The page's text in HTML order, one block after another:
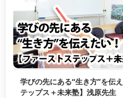
学びの先にある“生き方”を伝
テップス＋未来塾】浅原先生